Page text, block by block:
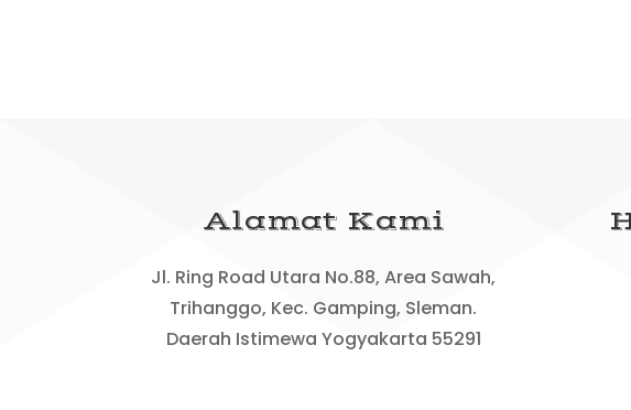
Alamat Kami
Jl. Ring Road Utara No.88, Area Sawah,
Trihanggo, Kec. Gamping, Sleman.
Daerah Istimewa Yogyakarta 55291